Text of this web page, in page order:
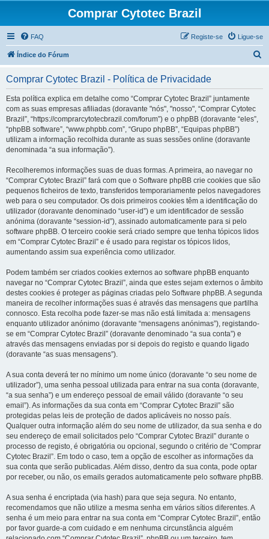
Comprar Cytotec Brazil
FAQ Ligue-se
Registe-se
Índice do Fórum
Comprar Cytotec Brazil - Política de Privacidade
Esta política explica em detalhe como “Comprar Cytotec Brazil” juntamente
com as suas empresas afiliadas (doravante "nós", "nosso", “Comprar Cytotec
Brazil”, “https://comprarcytotecbrazil.com/forum”) e o phpBB (doravante “eles”,
“phpBB software”, “www.phpbb.com”, “Grupo phpBB”, “Equipas phpBB”)
utilizam a informação recolhida durante as suas sessões online (doravante
denominada “a sua informação”).
Recolheremos informações suas de duas formas. A primeira, ao navegar no
“Comprar Cytotec Brazil” fará com que o Software phpBB crie cookies que são
pequenos ficheiros de texto, transferidos temporariamente pelos navegadores
web para o seu computador. Os dois primeiros cookies têm a identificação do
utilizador (doravante denominado “user-id”) e um identificador de sessão
anónima (doravante “session-id”), assinado automaticamente para si pelo
software phpBB. O terceiro cookie será criado sempre que tenha tópicos lidos
em “Comprar Cytotec Brazil” e é usado para registar os tópicos lidos,
aumentando assim sua experiência como utilizador.
Podem também ser criados cookies externos ao software phpBB enquanto
navegar no “Comprar Cytotec Brazil”, ainda que estes sejam externos o âmbito
destes cookies é proteger as páginas criadas pelo Software phpBB. A segunda
maneira de recolher informações suas é através das mensagens que partilha
connosco. Esta recolha pode fazer-se mas não está limitada a: mensagens
enquanto utilizador anónimo (doravante “mensagens anónimas”), registando-
se em “Comprar Cytotec Brazil” (doravante denominado “a sua conta”) e
através das mensagens enviadas por si depois do registo e quando ligado
(doravante “as suas mensagens”).
A sua conta deverá ter no mínimo um nome único (doravante “o seu nome de
utilizador”), uma senha pessoal utilizada para entrar na sua conta (doravante,
“a sua senha”) e um endereço pessoal de email válido (doravante “o seu
email”). As informações da sua conta em “Comprar Cytotec Brazil” são
protegidas pelas leis de proteção de dados aplicáveis no nosso país.
Qualquer outra informação além do seu nome de utilizador, da sua senha e do
seu endereço de email solicitados pelo “Comprar Cytotec Brazil” durante o
processo de registo, é obrigatória ou opcional, segundo o critério de “Comprar
Cytotec Brazil”. Em todo o caso, tem a opção de escolher as informações da
sua conta que serão publicadas. Além disso, dentro da sua conta, pode optar
por receber, ou não, os emails gerados automaticamente pelo software phpBB.
A sua senha é encriptada (via hash) para que seja segura. No entanto,
recomendamos que não utilize a mesma senha em vários sítios diferentes. A
senha é um meio para entrar na sua conta em “Comprar Cytotec Brazil”, então
por favor guarde-a com cuidado e em nenhuma circunstância alguém